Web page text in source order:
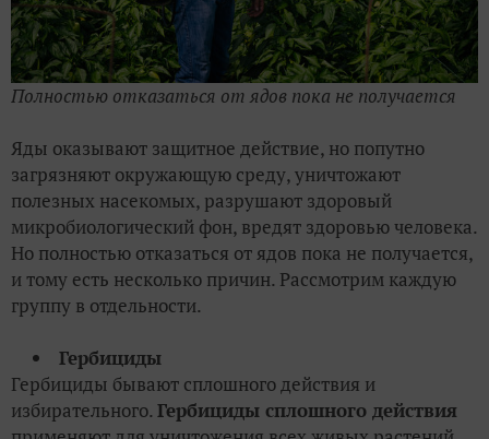
Полностью отказаться от ядов пока не получается
Яды оказывают защитное действие, но попутно
загрязняют окружающую среду, уничтожают
полезных насекомых, разрушают здоровый
микробиологический фон, вредят здоровью человека.
Но полностью отказаться от ядов пока не получается,
и тому есть несколько причин. Рассмотрим каждую
группу в отдельности.
Гербициды
Гербициды бывают сплошного действия и
избирательного. Гербициды сплошного действия